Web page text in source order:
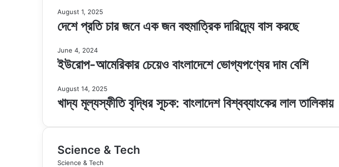
August 1, 2025
দেশে প্রতি চার জনে এক জন বহুমাত্রিক দারিদ্র্যে বাস করছে
June 4, 2024
ইউরোপ-আমেরিকার চেয়েও বাংলাদেশে ভোগ্যপণ্যের দাম বেশি
August 14, 2025
খাদ্য মূল্যস্ফীতি বৃদ্ধির সূচক: বাংলাদেশ বিশ্বব্যাংকের লাল তালিকায়
Science & Tech
Science & Tech